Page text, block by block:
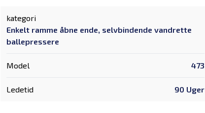
kategori
Enkelt ramme åbne ende, selvbindende vandrette
ballepressere
Model 473
Ledetid 90 Uger